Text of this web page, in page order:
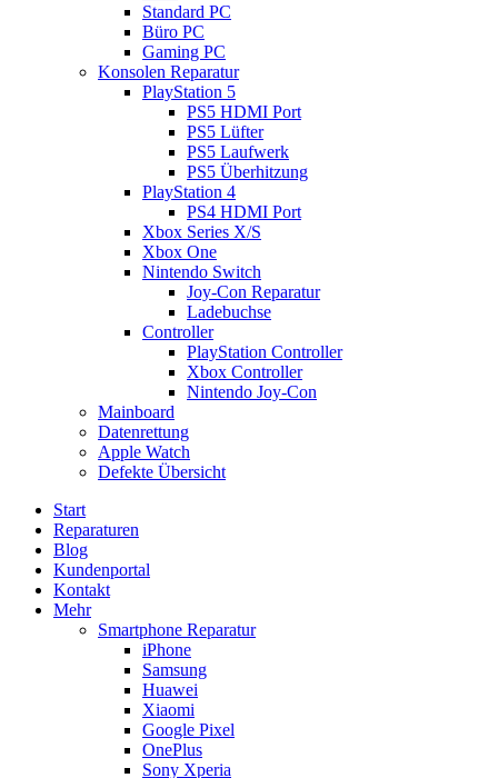
Standard PC
Büro PC
Gaming PC
Konsolen Reparatur
PlayStation 5
PS5 HDMI Port
PS5 Lüfter
PS5 Laufwerk
PS5 Überhitzung
PlayStation 4
PS4 HDMI Port
Xbox Series X/S
Xbox One
Nintendo Switch
Joy-Con Reparatur
Ladebuchse
Controller
PlayStation Controller
Xbox Controller
Nintendo Joy-Con
Mainboard
Datenrettung
Apple Watch
Defekte Übersicht
Start
Reparaturen
Blog
Kundenportal
Kontakt
Mehr
Smartphone Reparatur
iPhone
Samsung
Huawei
Xiaomi
Google Pixel
OnePlus
Sony Xperia